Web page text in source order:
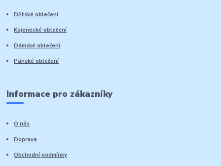
Dětské oblečení
Kojenecké oblečení
Dámské oblečení
Pánské oblečení
Informace pro zákazníky
O nás
Doprava
Obchodní podmínky